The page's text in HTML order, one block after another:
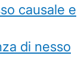
causale e
di nesso